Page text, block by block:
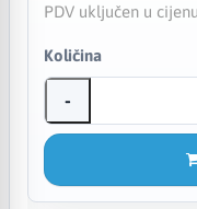
PDV uključen u
Količina
-